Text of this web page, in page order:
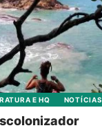
E HQ NOTÍCIAS